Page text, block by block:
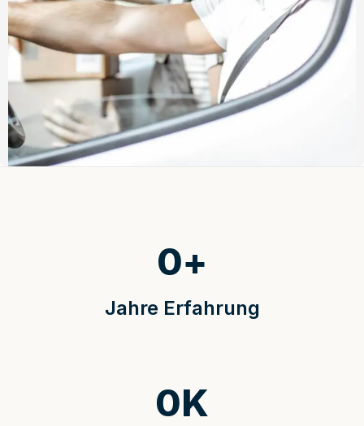
Jahre Erfahrung
0+
0K